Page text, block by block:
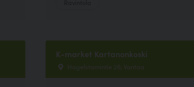
K-market Kartanonkoski
Hagelstamintie 26, Vantaa